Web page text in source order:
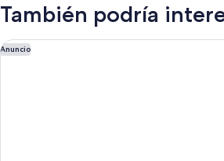
También podría
Anuncio
Courtyard by Marriott Tampa Downtown